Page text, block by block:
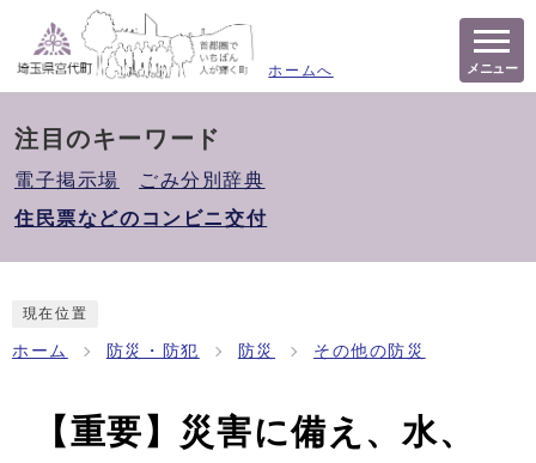
ホームへ メニュー
注目のキーワード
電子掲示場
ごみ分別辞典
住民票などのコンビニ交付
現在位置
ホーム 防災・防犯 防災 その他の防災
【重要】災害に備え、水、